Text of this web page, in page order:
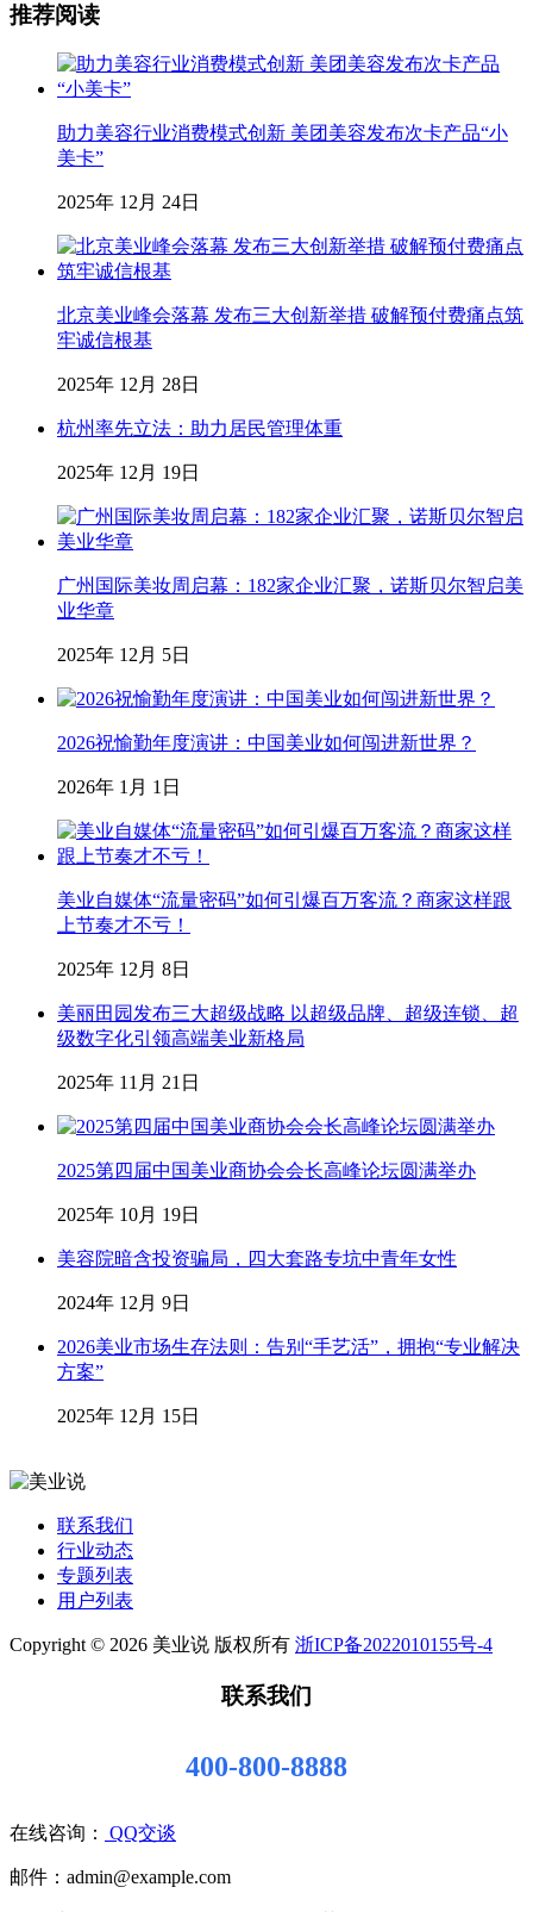
推荐阅读
助力美容行业消费模式创新 美团美容发布次卡产品“小
美卡”
2025年 12月 24日
北京美业峰会落幕 发布三大创新举措 破解预付费痛点筑
牢诚信根基
2025年 12月 28日
杭州率先立法：助力居民管理体重
2025年 12月 19日
广州国际美妆周启幕：182家企业汇聚，诺斯贝尔智启美
业华章
2025年 12月 5日
2026祝愉勤年度演讲：中国美业如何闯进新世界？
2026年 1月 1日
美业自媒体“流量密码”如何引爆百万客流？商家这样跟
上节奏才不亏！
2025年 12月 8日
美丽田园发布三大超级战略 以超级品牌、超级连锁、超
级数字化引领高端美业新格局
2025年 11月 21日
2025第四届中国美业商协会会长高峰论坛圆满举办
2025年 10月 19日
美容院暗含投资骗局，四大套路专坑中青年女性
2024年 12月 9日
2026美业市场生存法则：告别“手艺活”，拥抱“专业解决
方案”
2025年 12月 15日
联系我们
行业动态
专题列表
用户列表
Copyright © 2026 美业说 版权所有 浙ICP备2022010155号-4
联系我们
400-800-8888
在线咨询： QQ交谈
邮件：admin@example.com